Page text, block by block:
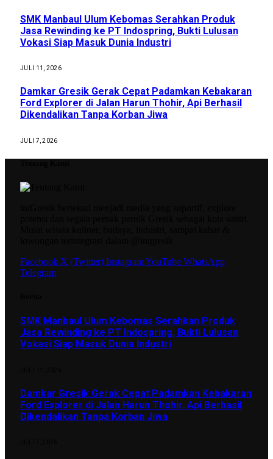
SMK Manbaul Ulum Kebomas Serahkan Produk
Jasa Rewinding ke PT Indospring, Bukti Lulusan
Vokasi Siap Masuk Dunia Industri
JULI 11, 2026
Damkar Gresik Gerak Cepat Padamkan Kebakaran
Ford Explorer di Jalan Harun Thohir, Api Berhasil
Dikendalikan Tanpa Korban Jiwa
JULI 7, 2026
Facebook X (Twitter) InstagramYouTube WhatsApp
Telegram
SMK Manbaul Ulum Kebomas Serahkan Produk
Jasa Rewinding ke PT Indospring, Bukti Lulusan
Vokasi Siap Masuk Dunia Industri
Damkar Gresik Gerak Cepat Padamkan Kebakaran
Ford Explorer di Jalan Harun Thohir, Api Berhasil
Dikendalikan Tanpa Korban Jiwa